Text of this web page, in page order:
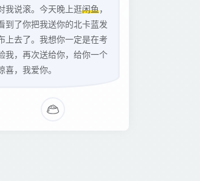
我说滚。今天晚上逛闲鱼，
到了你把我送你的北卡蓝发
上去了。我想你一定是在考
我，再次送给你，给你一个
喜，我爱你。